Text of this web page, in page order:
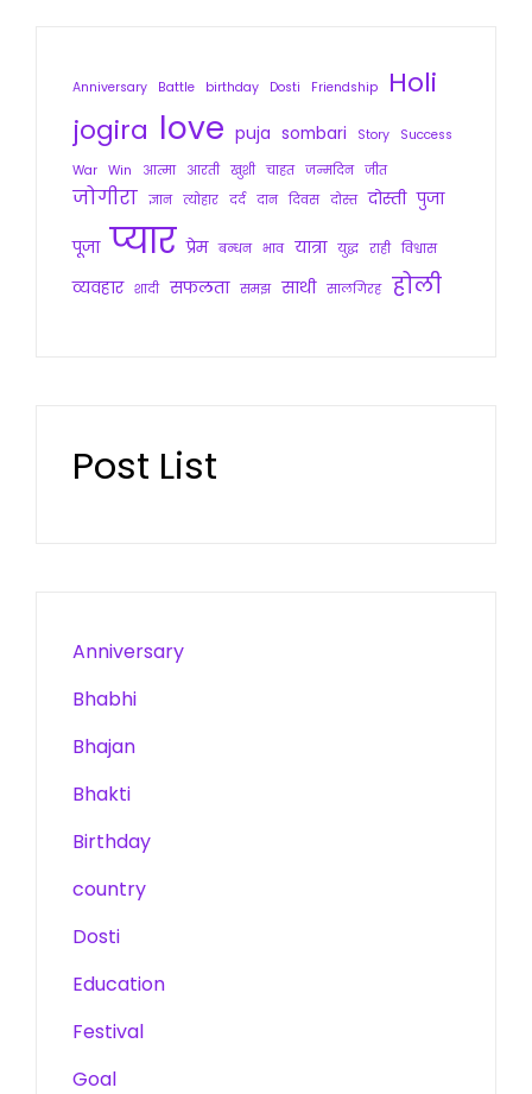
Anniversary Battle birthday Dosti Friendship
Holi
jogira love puja sombari Story
Success
War Win आत्मा आरती खुशी चाहत जन्मदिन जीत
जोगीरा ज्ञान त्योहार दर्द दान दिवस दोस्त दोस्ती पुजा
पूजा प्यार प्रेम बन्धन भाव यात्रा युद्ध राही विश्वास
व्यवहार शादी सफलता समझ साथी सालगिरह होली
Post List
Anniversary
Bhabhi
Bhajan
Bhakti
Birthday
country
Dosti
Education
Festival
Goal